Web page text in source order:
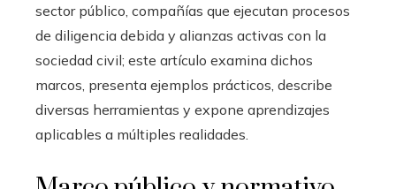
sector público, compañías que ejecutan procesos
de diligencia debida y alianzas activas con la
sociedad civil; este artículo examina dichos
marcos, presenta ejemplos prácticos, describe
diversas herramientas y expone aprendizajes
aplicables a múltiples realidades.